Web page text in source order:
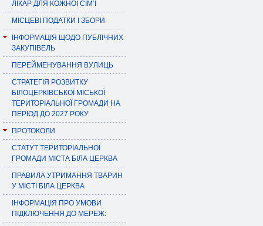
ЛІКАР ДЛЯ КОЖНОЇ СІМ’Ї
МІСЦЕВІ ПОДАТКИ І ЗБОРИ
ІНФОРМАЦІЯ ЩОДО ПУБЛІЧНИХ
ЗАКУПІВЕЛЬ
ПЕРЕЙМЕНУВАННЯ ВУЛИЦЬ
СТРАТЕГІЯ РОЗВИТКУ
БІЛОЦЕРКІВСЬКОЇ МІСЬКОЇ
ТЕРИТОРІАЛЬНОЇ ГРОМАДИ НА
ПЕРІОД ДО 2027 РОКУ
ПРОТОКОЛИ
СТАТУТ ТЕРИТОРІАЛЬНОЇ
ГРОМАДИ МІСТА БІЛА ЦЕРКВА
ПРАВИЛА УТРИМАННЯ ТВАРИН
У МІСТІ БІЛА ЦЕРКВА
ІНФОРМАЦІЯ ПРО УМОВИ
ПІДКЛЮЧЕННЯ ДО МЕРЕЖ: